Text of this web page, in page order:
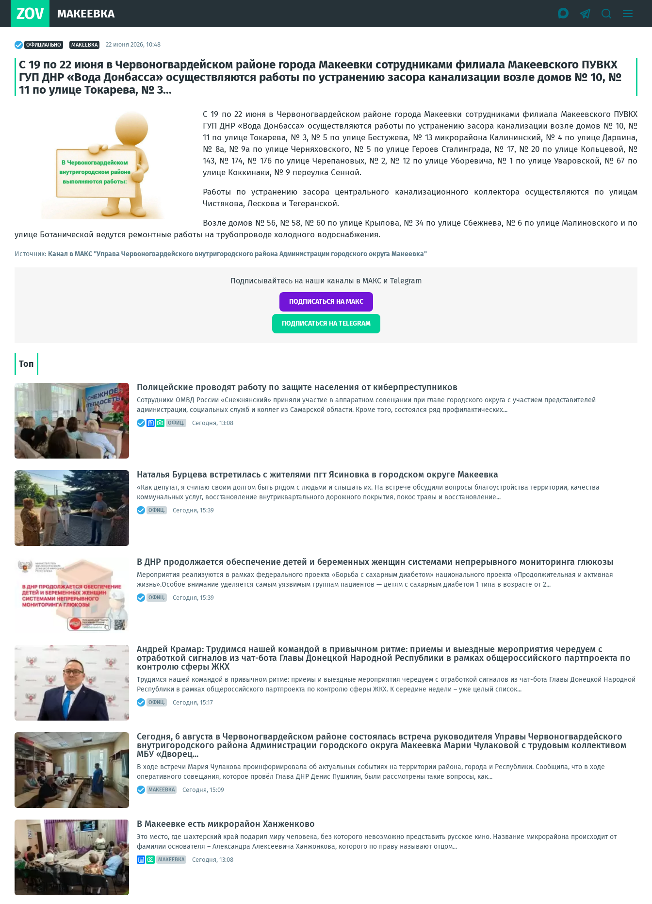
ZOV МАКЕЕВКА
ОФИЦИАЛЬНО МАКЕЕВКА 22 июня 2026, 10:48
С 19 по 22 июня в Червоногвардейском районе города Макеевки сотрудниками филиала Макеевского ПУВКХ
ГУП ДНР «Вода Донбасса» осуществляются работы по устранению засора канализации возле домов № 10, №
11 по улице Токарева, № 3...
С 19 по 22 июня в Червоногвардейском районе города Макеевки сотрудниками филиала Макеевского ПУВКХ
ГУП ДНР «Вода Донбасса» осуществляются работы по устранению засора канализации возле домов № 10, №
11 по улице Токарева, № 3, № 5 по улице Бестужева, № 13 микрорайона Калининский, № 4 по улице Дарвина,
№ 8а, № 9а по улице Черняховского, № 5 по улице Героев Сталинграда, № 17, № 20 по улице Кольцевой, №
143, № 174, № 176 по улице Черепановых, № 2, № 12 по улице Уборевича, № 1 по улице Уваровской, № 67 по
улице Коккинаки, № 9 переулка Сенной.
Работы по устранению засора центрального канализационного коллектора осуществляются по улицам
Чистякова, Лескова и Тегеранской.
Возле домов № 56, № 58, № 60 по улице Крылова, № 34 по улице Сбежнева, № 6 по улице Малиновского и по
улице Ботанической ведутся ремонтные работы на трубопроводе холодного водоснабжения.
Источник: Канал в МАКС "Управа Червоногвардейского внутригородского района Администрации городского округа Макеевка"
Подписывайтесь на наши каналы в МАКС и Telegram
ПОДПИСАТЬСЯ НА МАКС
ПОДПИСАТЬСЯ НА TELEGRAM
Топ
Полицейские проводят работу по защите населения от киберпреступников
Сотрудники ОМВД России «Снежнянский» приняли участие в аппаратном совещании при главе городского округа с участием представителей
администрации, социальных служб и коллег из Самарской области. Кроме того, состоялся ряд профилактических...
ОФИЦ. Сегодня, 13:08
Наталья Бурцева встретилась с жителями пгт Ясиновка в городском округе Макеевка
«Как депутат, я считаю своим долгом быть рядом с людьми и слышать их. На встрече обсудили вопросы благоустройства территории, качества
коммунальных услуг, восстановление внутриквартального дорожного покрытия, покос травы и восстановление...
ОФИЦ. Сегодня, 15:39
В ДНР продолжается обеспечение детей и беременных женщин системами непрерывного мониторинга глюкозы
Мероприятия реализуются в рамках федерального проекта «Борьба с сахарным диабетом» национального проекта «Продолжительная и активная
жизнь».Особое внимание уделяется самым уязвимым группам пациентов — детям с сахарным диабетом 1 типа в возрасте от 2...
ОФИЦ. Сегодня, 15:39
Андрей Крамар: Трудимся нашей командой в привычном ритме: приемы и выездные мероприятия чередуем с
отработкой сигналов из чат-бота Главы Донецкой Народной Республики в рамках общероссийского партпроекта по
контролю сферы ЖКХ
Трудимся нашей командой в привычном ритме: приемы и выездные мероприятия чередуем с отработкой сигналов из чат-бота Главы Донецкой Народной
Республики в рамках общероссийского партпроекта по контролю сферы ЖКХ. К середине недели – уже целый список...
ОФИЦ. Сегодня, 15:17
Сегодня, 6 августа в Червоногвардейском районе состоялась встреча руководителя Управы Червоногвардейского
внутригородского района Администрации городского округа Макеевка Марии Чулаковой с трудовым коллективом
МБУ «Дворец...
В ходе встречи Мария Чулакова проинформировала об актуальных событиях на территории района, города и Республики. Сообщила, что в ходе
оперативного совещания, которое провёл Глава ДНР Денис Пушилин, были рассмотрены такие вопросы, как...
МАКЕЕВКА Сегодня, 15:09
В Макеевке есть микрорайон Ханженково
Это место, где шахтерский край подарил миру человека, без которого невозможно представить русское кино. Название микрорайона происходит от
фамилии основателя – Александра Алексеевича Ханжонкова, которого по праву называют отцом...
МАКЕЕВКА Сегодня, 13:08